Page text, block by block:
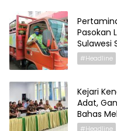
Pasokan
Sulawesi
#Headline
Kejari
Adat,
Bahas
#Headline